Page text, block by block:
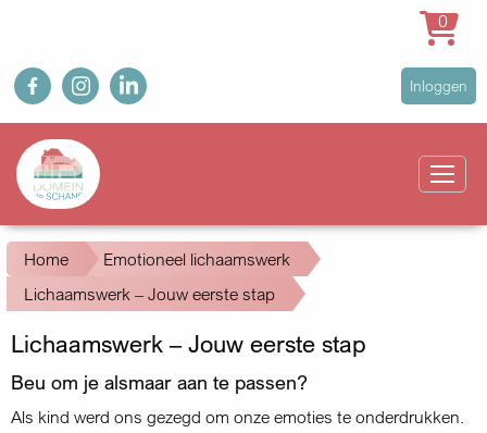
Overslaan
en
naar
inhoud
gaan
fb ig in
User
account
Inloggen
Main
navigation
0
Kruimelpad
Home
Emotioneel lichaamswerk
Lichaamswerk – Jouw eerste stap
Lichaamswerk – Jouw eerste stap
Beu om je alsmaar aan te passen?
Als kind werd ons gezegd om onze emoties te onderdrukken.